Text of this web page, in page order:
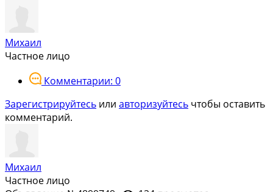
Михаил
Частное лицо
Комментарии: 0
Зарегистрируйтесь или авторизуйтесь чтобы оставить
комментарий.
Михаил
Частное лицо